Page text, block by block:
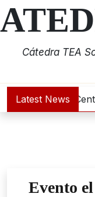
Cátedra TEA
Latest News
euros al
Evento